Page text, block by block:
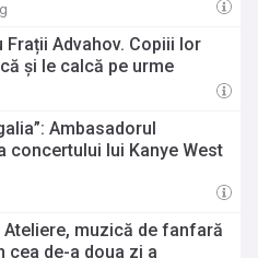
Advahov. Copiii lor
și le calcă pe urme
Ambasadorul
concertului lui Kanye West
muzică de fanfară
cea de-a doua zi a